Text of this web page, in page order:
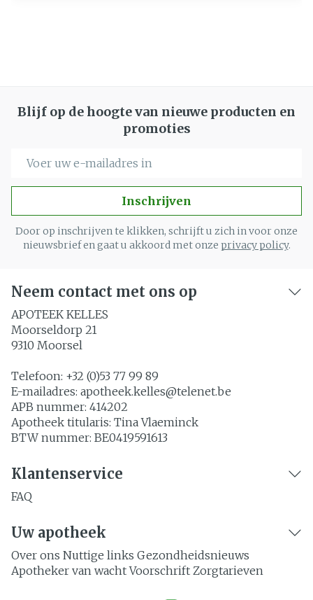
Blijf op de hoogte van nieuwe producten en
promoties
Inschrijven
Door op inschrijven te klikken, schrijft u zich in voor onze
nieuwsbrief en gaat u akkoord met onze privacy policy.
Neem contact met ons op
APOTEEK KELLES
Moorseldorp 21
9310 Moorsel
Telefoon: +32 (0)53 77 99 89
E-mailadres: apotheek.kelles@telenet.be
APB nummer: 414202
Apotheek titularis: Tina Vlaeminck
BTW nummer: BE0419591613
Klantenservice
FAQ
Uw apotheek
Over ons Nuttige links Gezondheidsnieuws
Apotheker van wacht Voorschrift Zorgtarieven